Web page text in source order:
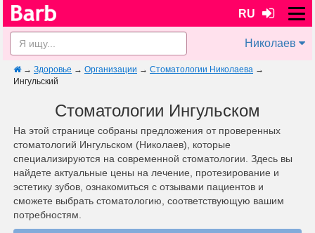
RU
Николаев
→ Здоровье → Организации → Стоматологии Николаева →
Ингульский
Стоматологии Ингульском
На этой странице собраны предложения от проверенных
стоматологий Ингульском (Николаев), которые
специализируются на современной стоматологии. Здесь вы
найдете актуальные цены на лечение, протезирование и
эстетику зубов, ознакомиться с отзывами пациентов и
сможете выбрать стоматологию, соответствующую вашим
потребностям.